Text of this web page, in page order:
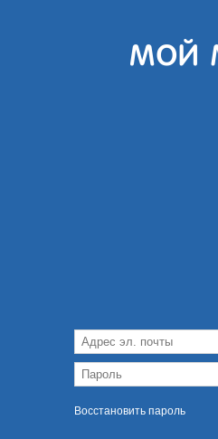
Восстановить пароль